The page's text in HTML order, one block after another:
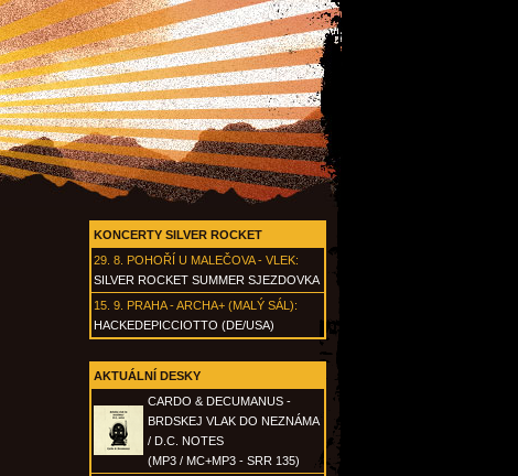
KONCERTY SILVER ROCKET
29. 8. POHOŘÍ U MALEČOVA - VLEK:
SILVER ROCKET SUMMER SJEZDOVKA
15. 9. PRAHA - ARCHA+ (MALÝ SÁL):
HACKEDEPICCIOTTO (DE/USA)
AKTUÁLNÍ DESKY
CARDO & DECUMANUS -
BRDSKEJ VLAK DO NEZNÁMA
/ D.C. NOTES
(MP3 / MC+MP3 - SRR 135)